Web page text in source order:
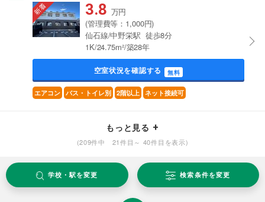
3.8 万円
(管理費等：1,000円)
仙石線/中野栄駅 徒歩8分
1K/24.75m²/築28年
空室状況を確認する 無料
エアコン バス・トイレ別 2階以上 ネット接続可
もっと見る
(209件中 21件目～ 40件目を表示)
学校・駅を変更 検索条件を変更